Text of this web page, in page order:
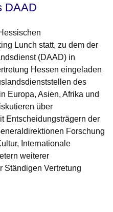
DAAD
Lunch statt, zu dem der
(DAAD) in
Hessen eingeladen
des
Europa, Asien, Afrika und
über
Entscheidungsträgern der
Forschung
Internationale
weiterer
Ständigen Vertretung